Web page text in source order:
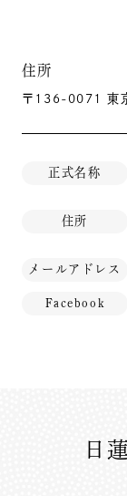
住所
〒136-0071 東
正式名称
住所
メールアドレス
Facebook
日